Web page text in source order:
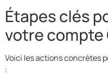
Étapes clés
votre compte
Voici les actions concrètes
: